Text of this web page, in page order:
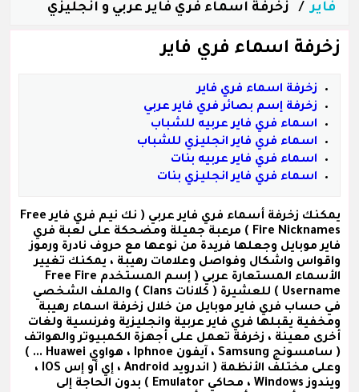
فاير
زخرفة اسماء فري فاير عربي و انجليزي
زخرفة اسماء فري فاير
زخرفة اسماء فري فاير
زخرفة إسم بصائر فري فاير عربي
اسماء فري فاير عربيه للشباب
اسماء فري فاير انجليزي للشباب
اسماء فري فاير عربيه بنات
اسماء فري فاير انجليزي بنات
يمكنك زخرفة أسماء فري فاير عربي
( نك نيم فري فاير Free
Fire Nicknames ) مرعبة جميلة ومضحكة على لعبة فري
فاير موبايل وجعلها فريدة من نوعها مع حروف نادرة ورموز
واقواس واشكال وفواصل وعلامات رهيبة ، يمكنك تغيير
الأسماء المستعارة عربي
( إسم المستخدم Free Fire
Username )
للعشيرة ( كلانات Clans )
والملف الشخصي
في حساب فري فاير موبايل من خلال زخرفة اسماء رهيبة
ومخفية يقبلها فري فاير عربية وانجليزية وفرنسية ولغات
أخرى معينة ، زخرفة تعمل على أجهزة الكمبيوتر والهواتف
( سامسونج Samsung ، آيفون Iphnoe ، هواوي Huawei ... )
وعلى مختلف الأنظمة ( اندرويد Android ، إي أو إس IOS ،
ويندوز Windows ، محاكي Emulator ) بدون الحاجة إلى